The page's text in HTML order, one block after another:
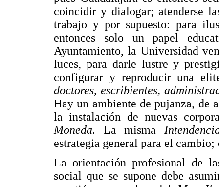
coincidir y dialogar; atenderse
trabajo y por supuesto: para
entonces solo un papel
Ayuntamiento, la Universidad
luces, para darle lustre y
configurar y reproducir una
doctores, escribientes,
Hay un ambiente de pujanza, de
la instalación de nuevas
Moneda. La misma
estrategia general para el
La orientación profesional de
social que se supone debe